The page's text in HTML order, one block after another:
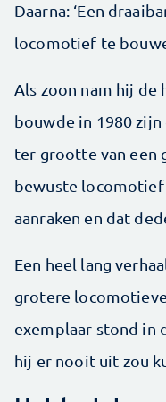
Daarna: ‘Een
locomotief te
Als zoon nam hij de
bouwde in 1980
ter grootte van een
bewuste
aanraken en dat
Een heel lang
grotere
exemplaar stond in
hij er nooit uit zou